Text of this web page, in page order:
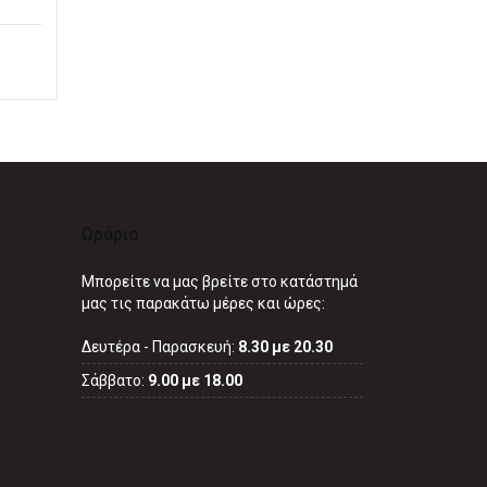
Μπορείτε να μας βρείτε στο κατάστημά
μας τις παρακάτω μέρες και ώρες:
Δευτέρα - Παρασκευή: 8.30 με 20.30
Σάββατο: 9.00 με 18.00